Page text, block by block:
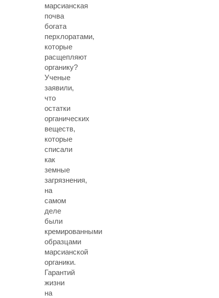
марсианская
почва
богата
перхлоратами,
которые
расщепляют
органику?
Ученые
заявили,
что
остатки
органических
веществ,
которые
списали
как
земные
загрязнения,
на
самом
деле
были
кремированными
образцами
марсианской
органики.
Гарантий
жизни
на